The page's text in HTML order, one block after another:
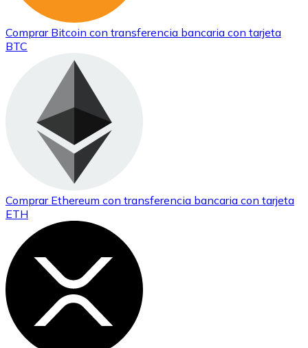
Comprar Bitcoin con transferencia bancaria con tarjeta
BTC
Comprar Ethereum con transferencia bancaria con tarjeta
ETH